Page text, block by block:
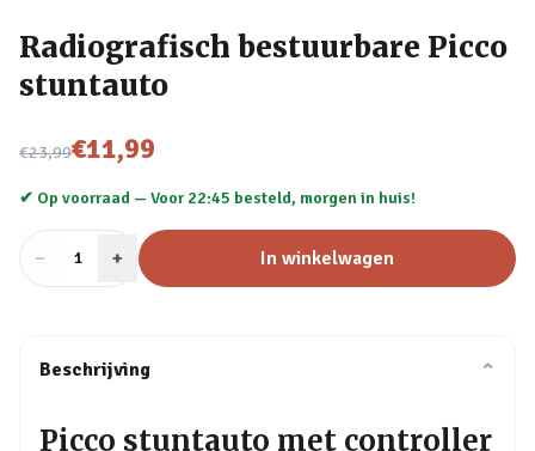
Radiografisch bestuurbare Picco
stuntauto
€23,99
Nu voor€11,99
✔ Op voorraad —Voor 22:45 besteld, morgen in huis!
− Aantal
1 + In winkelwagen
Beschrijving ⌄
Picco stuntauto met controller